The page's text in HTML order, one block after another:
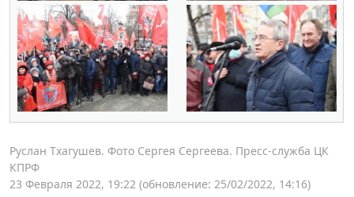
Руслан Тхагушев. Фото Сергея Сергеева. Пресс-служба ЦК
КПРФ
23 Февраля 2022, 19:22 (обновление: 25/02/2022, 14:16)